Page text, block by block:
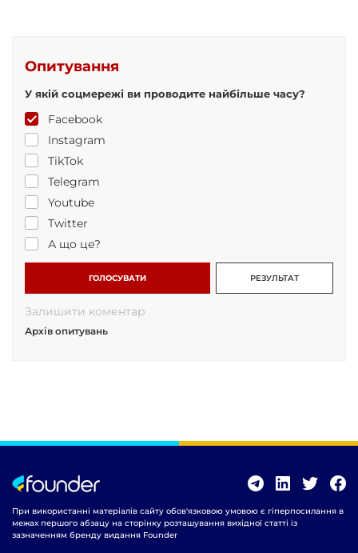
Опитування
У якій соцмережі ви проводите найбільше часу?
Facebook
Instagram
TikTok
Telegram
Youtube
Twitter
А що це?
ГОЛОСУВАТИ РЕЗУЛЬТАТ
Залишити коментар
Архів опитувань
При використанні матеріалів сайту обов'язковою умовою є гіперпосилання в
межах першого абзацу на сторінку розташування вихідної статті із
зазначенням бренду видання Founder